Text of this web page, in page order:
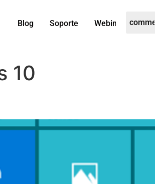
Blog Soporte Webinars
10